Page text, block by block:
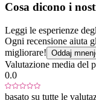
Cosa dicono i
Leggi le esperienze
Ogni recensione aiuta
migliorare! Oddaj
Valutazione media del
0.0
basato su tutte le